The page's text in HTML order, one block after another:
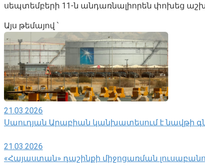
սեպտեմբերի 11-ն անդառնալիորեն փոխեց
Այս թեմայով ՝
21.03.2026
Սաուդյան Արաբիան կանխատեսում է նավթի
21.03.2026
«Հայաստան» դաշինքի միջոցառման